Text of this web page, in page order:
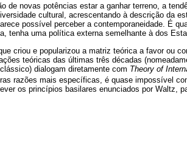
de novas potências estar a ganhar terreno, a
cultural, acrescentando à descrição da
possível perceber a contemporaneidade. É
tenha uma política externa semelhante à dos
criou e popularizou a matriz teórica a favor ou
teóricas das últimas três décadas
dialogam diretamente com Theory of
razões mais específicas, é quase impossível
os princípios basilares enunciados por Waltz,